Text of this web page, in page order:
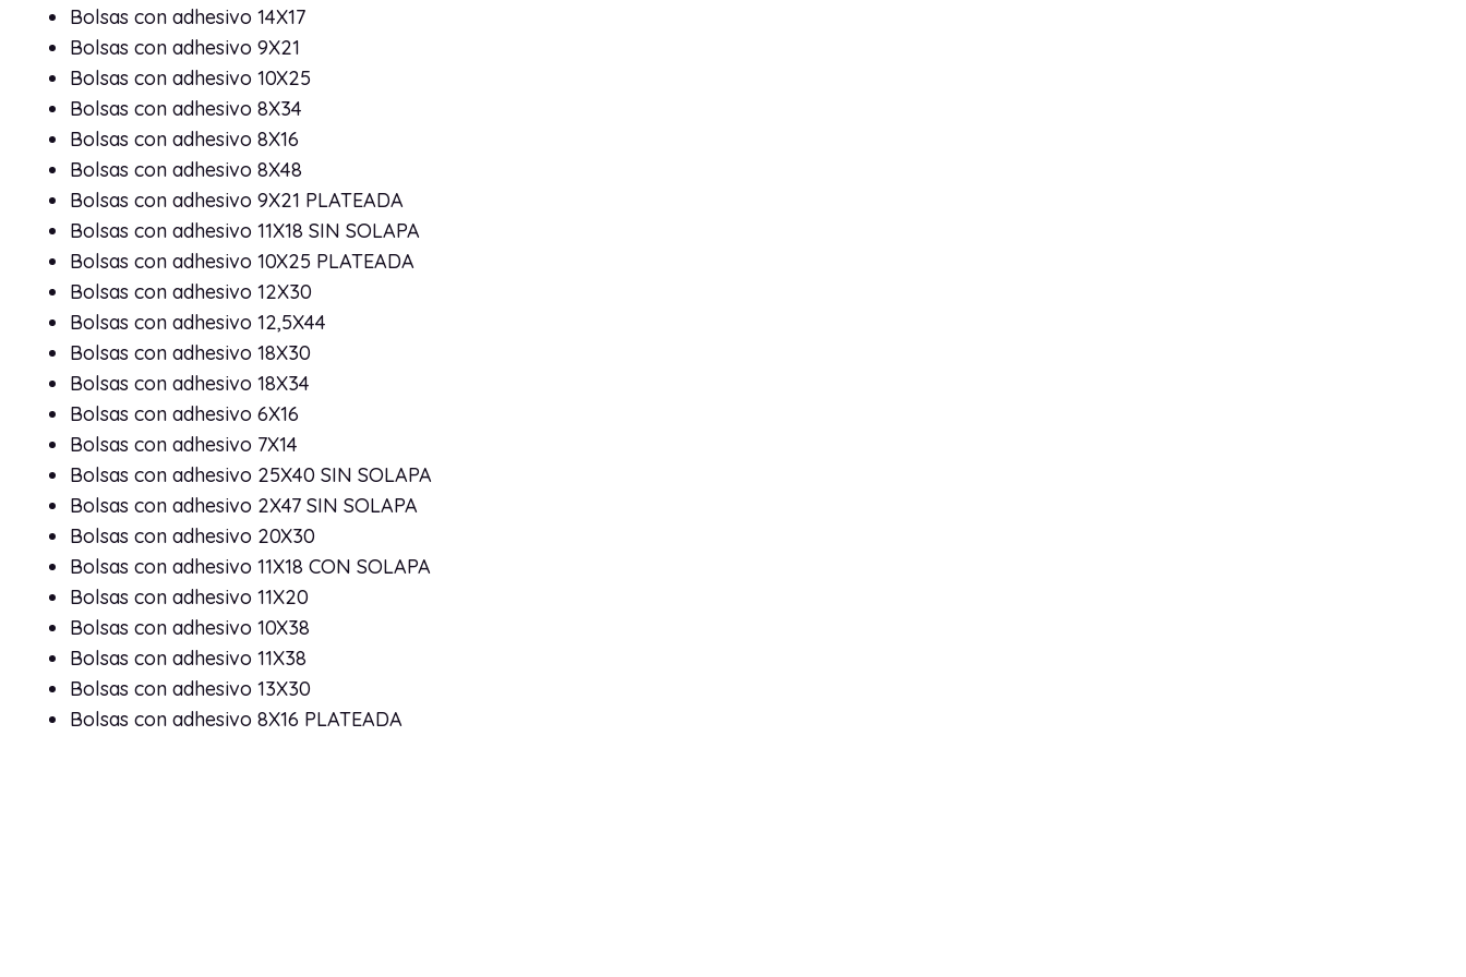
Bolsas con adhesivo 14X17
Bolsas con adhesivo 9X21
Bolsas con adhesivo 10X25
Bolsas con adhesivo 8X34
Bolsas con adhesivo 8X16
Bolsas con adhesivo 8X48
Bolsas con adhesivo 9X21 PLATEADA
Bolsas con adhesivo 11X18 SIN SOLAPA
Bolsas con adhesivo 10X25 PLATEADA
Bolsas con adhesivo 12X30
Bolsas con adhesivo 12,5X44
Bolsas con adhesivo 18X30
Bolsas con adhesivo 18X34
Bolsas con adhesivo 6X16
Bolsas con adhesivo 7X14
Bolsas con adhesivo 25X40 SIN SOLAPA
Bolsas con adhesivo 2X47 SIN SOLAPA
Bolsas con adhesivo 20X30
Bolsas con adhesivo 11X18 CON SOLAPA
Bolsas con adhesivo 11X20
Bolsas con adhesivo 10X38
Bolsas con adhesivo 11X38
Bolsas con adhesivo 13X30
Bolsas con adhesivo 8X16 PLATEADA